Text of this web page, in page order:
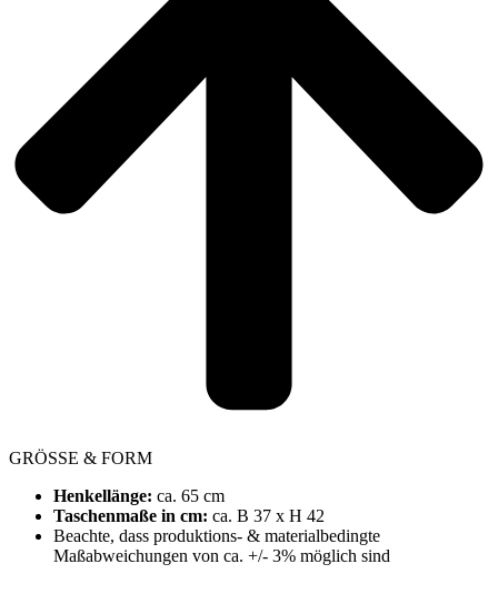
GRÖSSE & FORM
Henkellänge: ca. 65 cm
Taschenmaße in cm: ca. B 37 x H 42
Beachte, dass produktions- & materialbedingte
Maßabweichungen von ca. +/- 3% möglich sind